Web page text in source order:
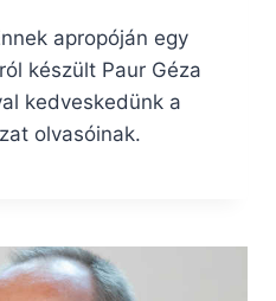
apropóján egy
készült Paur Géza
kedveskedünk a
olvasóinak.